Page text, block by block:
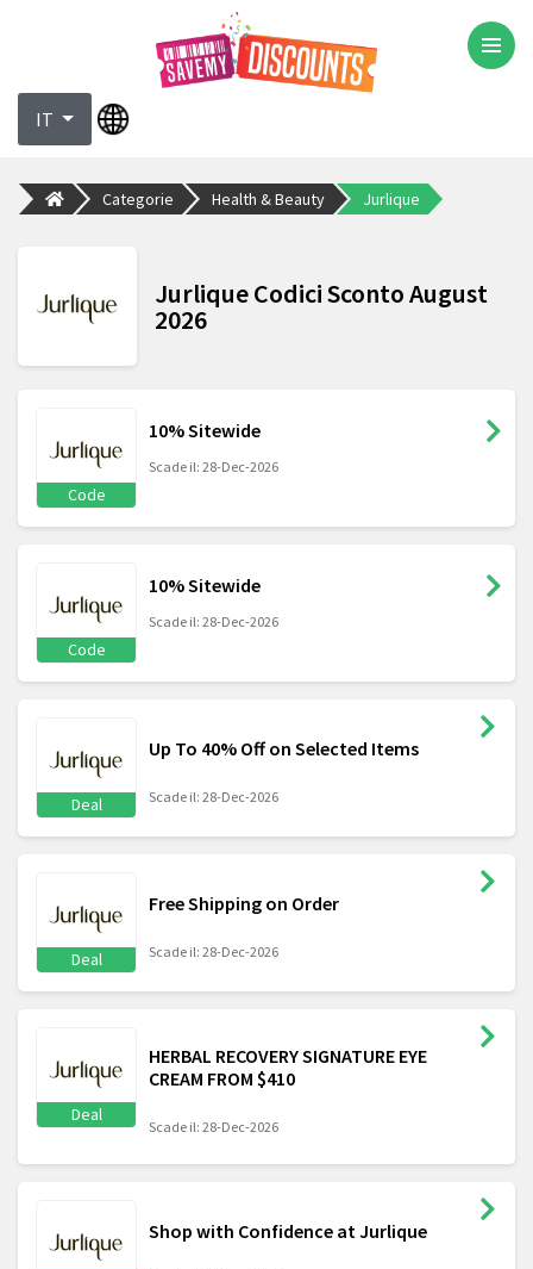
IT
Categorie Health & Beauty Jurlique
Jurlique Codici Sconto August
2026
Code
10% Sitewide
Scade il: 28-Dec-2026
Code
10% Sitewide
Scade il: 28-Dec-2026
Deal
Up To 40% Off on Selected Items
Scade il: 28-Dec-2026
Deal
Free Shipping on Order
Scade il: 28-Dec-2026
Deal
HERBAL RECOVERY SIGNATURE EYE
CREAM FROM $410
Scade il: 28-Dec-2026
Shop with Confidence at Jurlique